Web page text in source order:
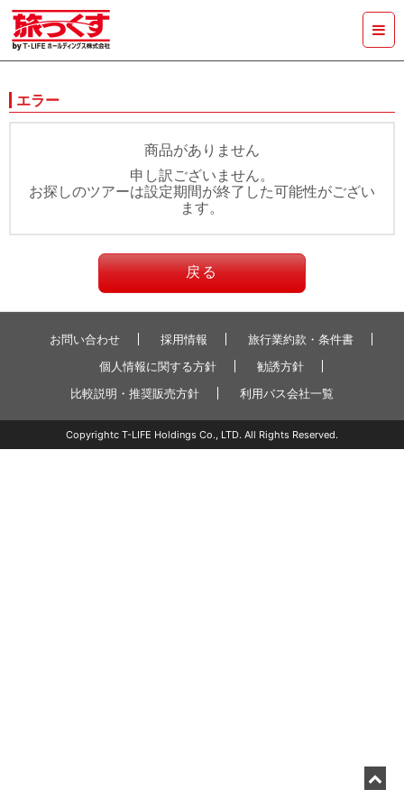
エラー
商品がありません
申し訳ございません。
お探しのツアーは設定期間が終了した可能性がござい
ます。
戻る
お問い合わせ 採用情報
旅行業約款・条件書
個人情報に関する方針
勧誘方針
比較説明・推奨販売方針
利用バス会社一覧
Copyrightc T-LIFE Holdings Co., LTD. All Rights Reserved.